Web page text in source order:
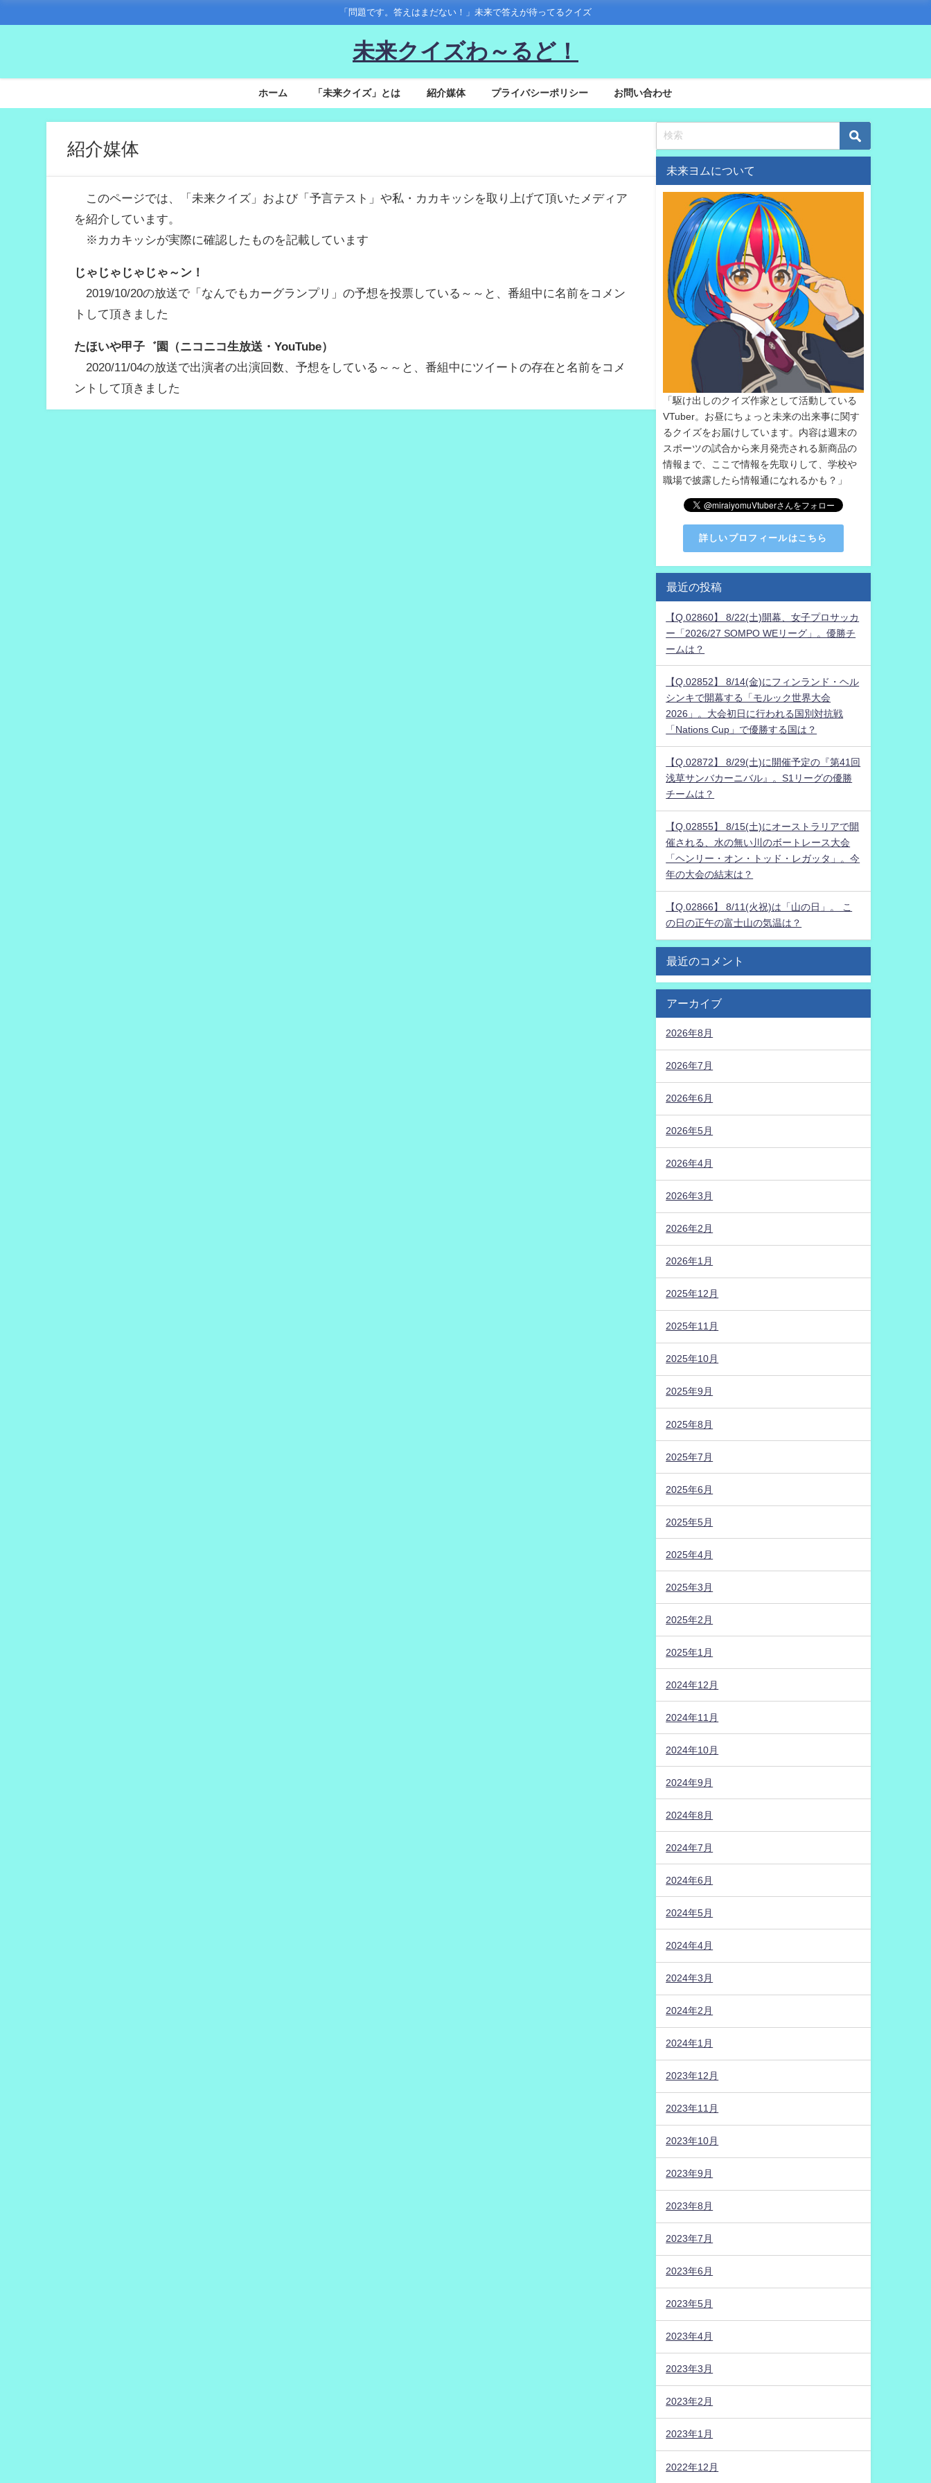
「問題です。答えはまだない！」未来で答えが待ってるクイズ
未来クイズわ～るど！
ホーム 「未来クイズ」とは 紹介媒体 プライバシーポリシー お問い合わせ
紹介媒体
このページでは、「未来クイズ」および「予言テスト」や私・カカキッシを取り上げて頂いたメディア
を紹介しています。
※カカキッシが実際に確認したものを記載しています
じゃじゃじゃじゃ～ン！
2019/10/20の放送で「なんでもカーグランプリ」の予想を投票している～～と、番組中に名前をコメン
トして頂きました
たほいや甲子゛園（ニコニコ生放送・YouTube）
2020/11/04の放送で出演者の出演回数、予想をしている～～と、番組中にツイートの存在と名前をコメ
ントして頂きました
未来ヨムについて
「駆け出しのクイズ作家として活動している
VTuber。お昼にちょっと未来の出来事に関す
るクイズをお届けしています。内容は週末の
スポーツの試合から来月発売される新商品の
情報まで、ここで情報を先取りして、学校や
職場で披露したら情報通になれるかも？」
詳しいプロフィールはこちら
最近の投稿
【Q.02860】 8/22(土)開幕、女子プロサッカ
ー「2026/27 SOMPO WEリーグ」。優勝チ
ームは？
【Q.02852】 8/14(金)にフィンランド・ヘル
シンキで開幕する「モルック世界大会
2026」。大会初日に行われる国別対抗戦
「Nations Cup」で優勝する国は？
【Q.02872】 8/29(土)に開催予定の『第41回
浅草サンバカーニバル』。S1リーグの優勝
チームは？
【Q.02855】 8/15(土)にオーストラリアで開
催される、水の無い川のボートレース大会
「ヘンリー・オン・トッド・レガッタ」。今
年の大会の結末は？
【Q.02866】 8/11(火祝)は「山の日」。 こ
の日の正午の富士山の気温は？
最近のコメント
アーカイブ
2026年8月
2026年7月
2026年6月
2026年5月
2026年4月
2026年3月
2026年2月
2026年1月
2025年12月
2025年11月
2025年10月
2025年9月
2025年8月
2025年7月
2025年6月
2025年5月
2025年4月
2025年3月
2025年2月
2025年1月
2024年12月
2024年11月
2024年10月
2024年9月
2024年8月
2024年7月
2024年6月
2024年5月
2024年4月
2024年3月
2024年2月
2024年1月
2023年12月
2023年11月
2023年10月
2023年9月
2023年8月
2023年7月
2023年6月
2023年5月
2023年4月
2023年3月
2023年2月
2023年1月
2022年12月